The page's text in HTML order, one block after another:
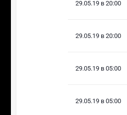
29.05.19 в 20:00
29.05.19 в 20:00
29.05.19 в 05:00
29.05.19 в 05:00